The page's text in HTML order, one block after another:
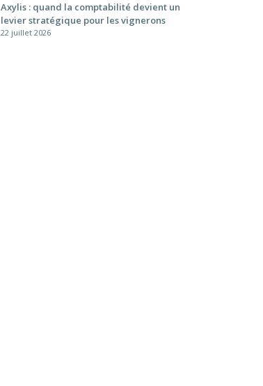
Axylis : quand la comptabilité devient un
levier stratégique pour les vignerons
22 juillet 2026